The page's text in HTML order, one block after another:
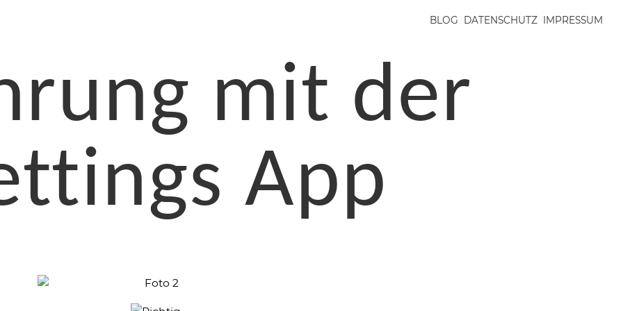
BLOG DATENSCHUTZ IMPRESSUM
mit der
App